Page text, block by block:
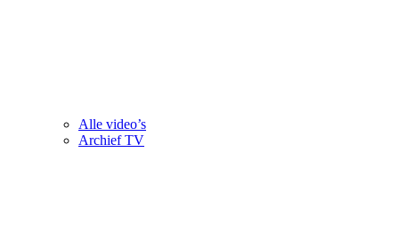
Alle video’s
Archief TV